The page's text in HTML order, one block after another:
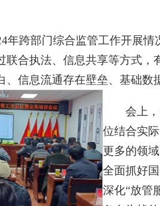
年跨部门综合监管工作开展
联合执法、信息共享等方式
、信息流通存在壁垒、基础数
会上
位结合实
更多的领
全面抓好
深化“放管